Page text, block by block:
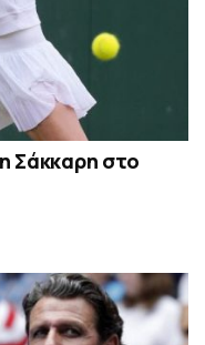
Σάκκαρη στο